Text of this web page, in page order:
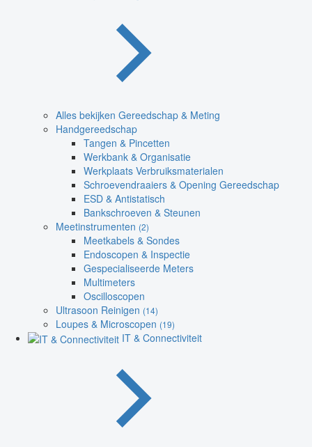
Alles bekijken Gereedschap & Meting
Handgereedschap
Tangen & Pincetten
Werkbank & Organisatie
Werkplaats Verbruiksmaterialen
Schroevendraaiers & Opening Gereedschap
ESD & Antistatisch
Bankschroeven & Steunen
Meetinstrumenten (2)
Meetkabels & Sondes
Endoscopen & Inspectie
Gespecialiseerde Meters
Multimeters
Oscilloscopen
Ultrasoon Reinigen (14)
Loupes & Microscopen (19)
IT & Connectiviteit